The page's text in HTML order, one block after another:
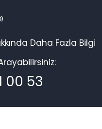
Daha Fazla Bilgi
00 53